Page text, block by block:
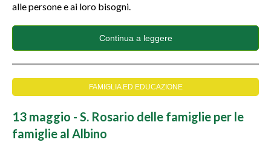
alle persone e ai loro bisogni.
Continua a leggere
FAMIGLIA ED EDUCAZIONE
13 maggio - S. Rosario delle famiglie per le
famiglie al Albino